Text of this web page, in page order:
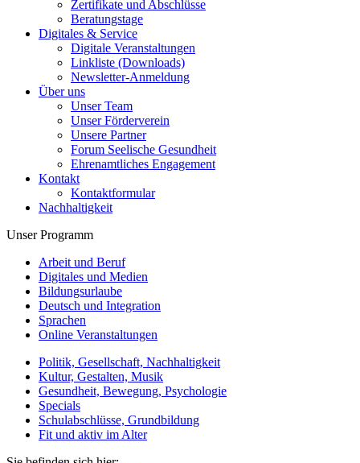
Zertifikate und Abschlüsse
Beratungstage
Digitales & Service
Digitale Veranstaltungen
Linkliste (Downloads)
Newsletter-Anmeldung
Über uns
Unser Team
Unser Förderverein
Unsere Partner
Forum Seelische Gesundheit
Ehrenamtliches Engagement
Kontakt
Kontaktformular
Nachhaltigkeit
Unser Programm
Arbeit und Beruf
Digitales und Medien
Bildungsurlaube
Deutsch und Integration
Sprachen
Online Veranstaltungen
Politik, Gesellschaft, Nachhaltigkeit
Kultur, Gestalten, Musik
Gesundheit, Bewegung, Psychologie
Specials
Schulabschlüsse, Grundbildung
Fit und aktiv im Alter